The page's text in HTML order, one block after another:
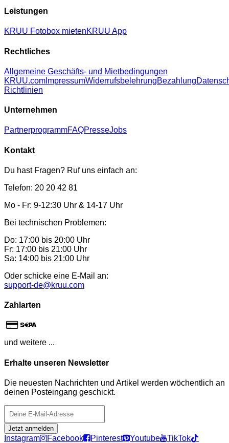
Leistungen
KRUU Fotobox mietenKRUU App
Rechtliches
Allgemeine Geschäfts- und Mietbedingungen
KRUU.com ImpressumWiderrufsbelehrungBezahlung
Richtlinien
Unternehmen
PartnerprogrammFAQPresseJobs
Kontakt
Du hast Fragen? Ruf uns einfach an:
Telefon: 20 20 42 81
Mo - Fr: 9-12:30 Uhr & 14-17 Uhr
Bei technischen Problemen:
Do: 17:00 bis 20:00 Uhr
Fr: 17:00 bis 21:00 Uhr
Sa: 14:00 bis 21:00 Uhr
Oder schicke eine E-Mail an:
support-de@kruu.com
Zahlarten
und weitere ...
Erhalte unseren Newsletter
Die neuesten Nachrichten und Artikel werden wöchentlich an
deinen Posteingang geschickt.
Jetzt anmelden
Instagram Facebook Pinterest Youtube
TikTok